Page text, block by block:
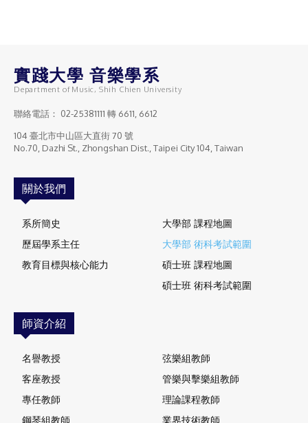
實踐大學 音樂學系
Department of Music, Shih Chien University
聯絡電話： 02-25381111 轉 6611, 6612
104 臺北市中山區大直街 70 號
No.70, Dazhi St., Zhongshan Dist., Taipei City 104, Taiwan
關於我們
系所簡史
歷屆學系主任
教育目標與核心能力
大學部 課程地圖
大學部 術科考試範圍
碩士班 課程地圖
碩士班 術科考試範圍
師資介紹
名譽教授
客座教授
專任教師
鋼琴組教師
弦樂組教師
管樂與擊樂組教師
理論課程教師
業界技術教師